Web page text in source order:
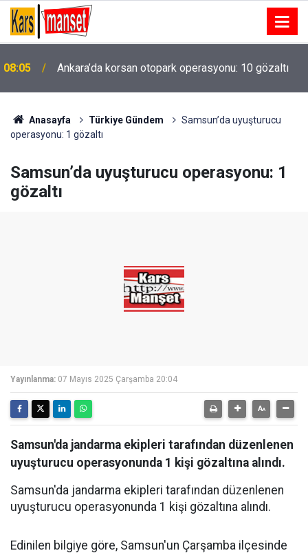
08:05 Ankara’da korsan otopark operasyonu: 10 gözaltı
08:03
Anasayfa Türkiye Gündem
Samsun’da uyuşturucu
operasyonu: 1 gözaltı
Samsun’da uyuşturucu operasyonu: 1
gözaltı
Yayınlanma: 07 Mayıs 2025 Çarşamba 20:04
Samsun'da jandarma ekipleri tarafından düzenlenen
uyuşturucu operasyonunda 1 kişi gözaltına alındı.
Samsun'da jandarma ekipleri tarafından düzenlenen
uyuşturucu operasyonunda 1 kişi gözaltına alındı.
Edinilen bilgiye göre, Samsun'un Çarşamba ilçesinde